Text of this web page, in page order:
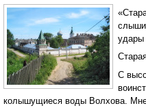
удары
C
колышущиеся воды Волхова. Мне